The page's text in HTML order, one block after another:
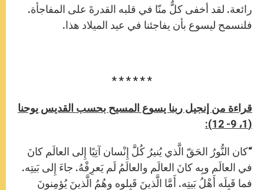
رائعة. لقد أخفى كلٌّ منّا في قلبه القدرةَ على المفاجأة.
فلنسمح ليسوع بأن يفاجئنا في عيد الميلاد هذا.
* * * * * *
قراءة من إنجيل ربنا يسوع المسيح بحسب القديس يوحنا
(1، 9- 12):
“كان النُّورُ الحَقّ الَّذي يُنيرُ كُلَّ إِنْسان آتِيًا إِلى العالَم كانَ
في العالَم وبِه كانَ العالَم والعالَمُ لَم يَعرِفْهُ. جاءَ إِلى بَيتِه.
فما قَبِلَه أَهْلُ بَيتِه. أَمَّا الَّذينَ قَبِلوه وهُمُ الَّذينَ يُؤمِنونَ